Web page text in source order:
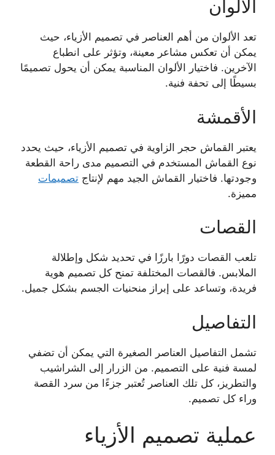
الألوان
تعد الألوان من أهم العناصر في تصميم الأزياء، حيث
يمكن أن تعكس مشاعر معينة، وتؤثر على انطباع
الآخرين. فاختيار الألوان المناسبة يمكن أن يحول تصميمًا
بسيطًا إلى تحفة فنية.
الأقمشة
يعتبر القماش حجر الزاوية في تصميم الأزياء، حيث يحدد
نوع القماش المستخدم في التصميم مدى راحة القطعة
وجودتها. فاختيار القماش الجيد مهم لإنتاج تصميمات
مميزة.
القصات
تلعب القصات دورًا بارزًا في تحديد شكل وإطلالة
الملابس. فالقصات المختلفة تمنح كل تصميم هوية
فريدة، وتساعد على إبراز منحنيات الجسم بشكل جميل.
التفاصيل
تشمل التفاصيل العناصر الصغيرة التي يمكن أن تضفي
لمسة فنية على التصميم. من الزرار إلى الشراشيب
والتطريز، كل تلك العناصر تُعتبر جزءًا من سرد القصة
وراء كل تصميم.
عملية تصميم الأزياء